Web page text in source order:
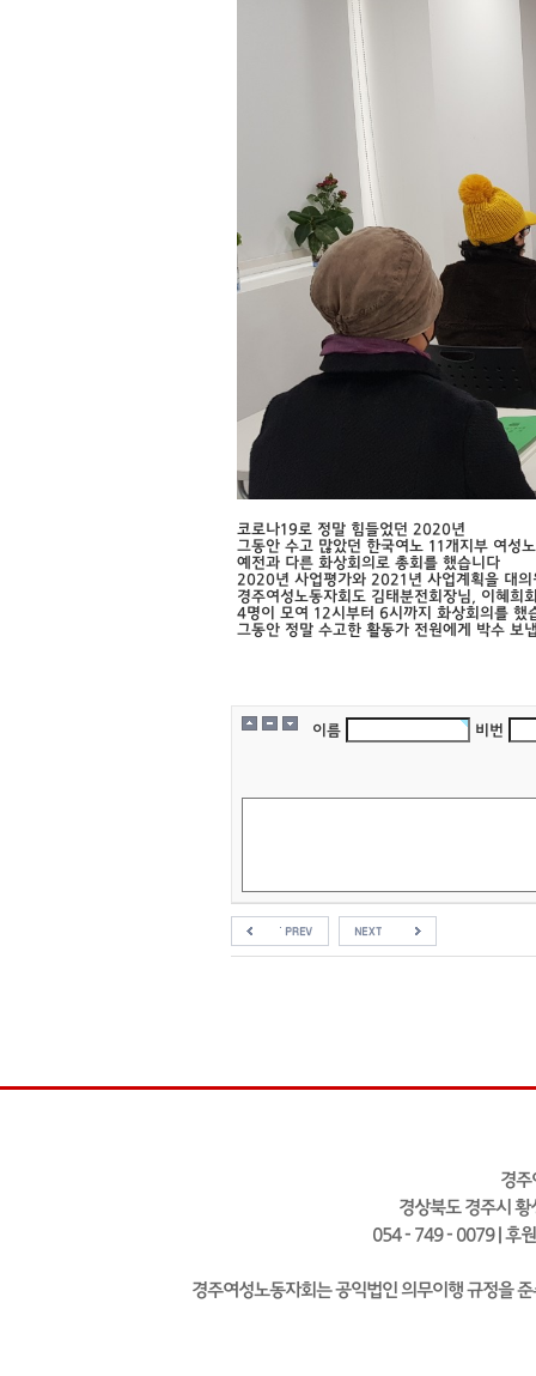
코로나19로 정말 힘들었던 2020년
그동안 수고 많았던 한국여노 11개지부 여성
예전과 다른 화상회의로 총회를 했습니다
2020년 사업평가와 2021년 사업계획을 대의
경주여성노동자회도 김태분전회장님, 이혜희
4명이 모여 12시부터 6시까지 화상회의를 했
그동안 정말 수고한 활동가 전원에게 박수 보
이름 비번
경주
경상북도 경주시
054 - 749 - 0079 | 후
경주여성노동자회는 공익법인 의무이행 규정을